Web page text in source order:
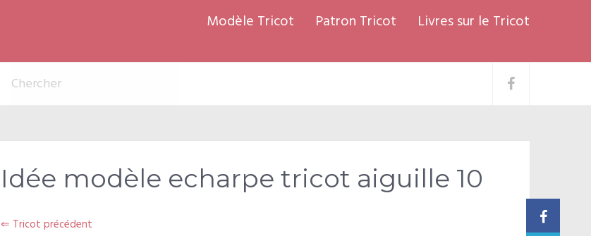
Modèle Tricot Patron Tricot Livres sur le Tricot
Idée modèle echarpe tricot aiguille 10
⇐ Tricot précédent